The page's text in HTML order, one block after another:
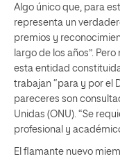
Algo único que, para
representa un
premios y
largo de los años”.
esta entidad
trabajan “para y por el
pareceres son
Unidas (ONU). “Se
profesional y
El flamante nuevo